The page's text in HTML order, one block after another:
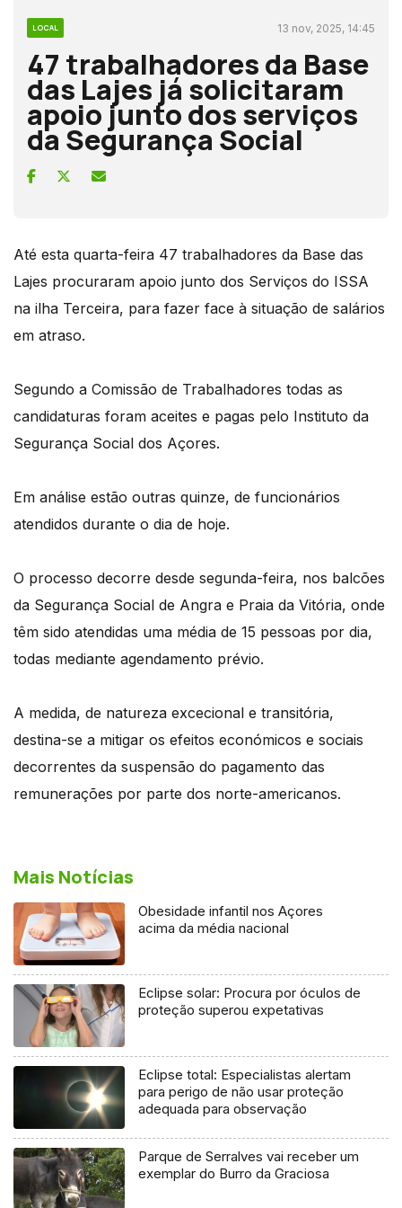
LOCAL 13 nov, 2025, 14:45
47 trabalhadores da Base
das Lajes já solicitaram
apoio junto dos serviços
da Segurança Social
Até esta quarta-feira 47 trabalhadores da Base das
Lajes procuraram apoio junto dos Serviços do ISSA
na ilha Terceira, para fazer face à situação de salários
em atraso.
Segundo a Comissão de Trabalhadores todas as
candidaturas foram aceites e pagas pelo Instituto da
Segurança Social dos Açores.
Em análise estão outras quinze, de funcionários
atendidos durante o dia de hoje.
O processo decorre desde segunda-feira, nos balcões
da Segurança Social de Angra e Praia da Vitória, onde
têm sido atendidas uma média de 15 pessoas por dia,
todas mediante agendamento prévio.
A medida, de natureza excecional e transitória,
destina-se a mitigar os efeitos económicos e sociais
decorrentes da suspensão do pagamento das
remunerações por parte dos norte-americanos.
Mais Notícias
Obesidade infantil nos Açores
acima da média nacional
Eclipse solar: Procura por óculos de
proteção superou expetativas
Eclipse total: Especialistas alertam
para perigo de não usar proteção
adequada para observação
Parque de Serralves vai receber um
exemplar do Burro da Graciosa